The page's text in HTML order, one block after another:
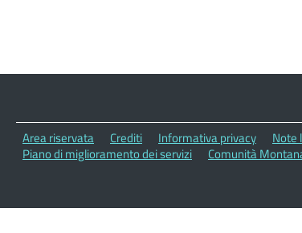
Area riservata Crediti Informativa privacy Note
Piano di miglioramento dei servizi
Comunità